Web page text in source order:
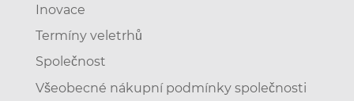
Inovace
Termíny veletrhů
Společnost
Všeobecné nákupní podmínky společnosti